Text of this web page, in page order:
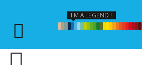
I'M A LEGEND !